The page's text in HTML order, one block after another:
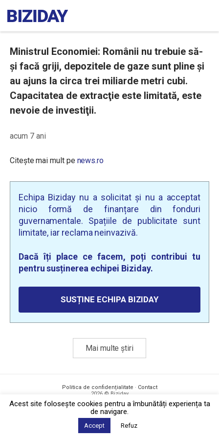
Ministrul Economiei: Românii nu trebuie să-
şi facă griji, depozitele de gaze sunt pline și
au ajuns la circa trei miliarde metri cubi.
Capacitatea de extracţie este limitată, este
nevoie de investiţii.
acum 7 ani
Citește mai mult pe news.ro
Echipa Biziday nu a solicitat și nu a acceptat
nicio formă de finanțare din fonduri
guvernamentale. Spațiile de publicitate sunt
limitate, iar reclama neinvazivă.
Dacă îți place ce facem, poți contribui tu
pentru susținerea echipei Biziday.
SUSȚINE ECHIPA BIZIDAY
Mai multe știri
Politica de confidențialitate · Contact
2026 © Biziday
Acest site foloseşte cookies pentru a îmbunătăți experiența ta
de navigare.
Accept Refuz